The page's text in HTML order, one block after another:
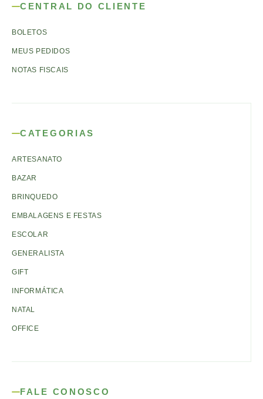
CENTRAL DO CLIENTE
BOLETOS
MEUS PEDIDOS
NOTAS FISCAIS
CATEGORIAS
ARTESANATO
BAZAR
BRINQUEDO
EMBALAGENS E FESTAS
ESCOLAR
GENERALISTA
GIFT
INFORMÁTICA
NATAL
OFFICE
FALE CONOSCO